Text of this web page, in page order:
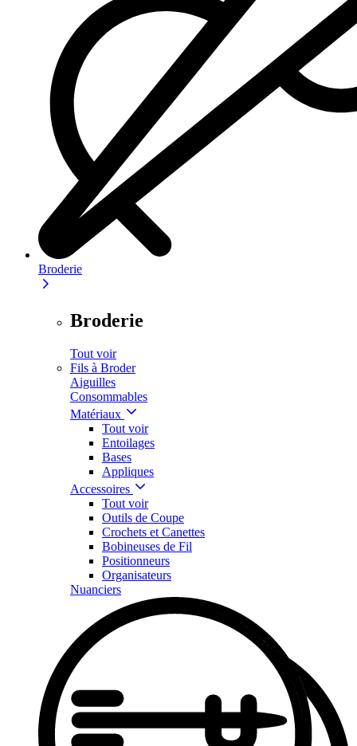
Broderie
Broderie
Tout voir
Fils à Broder
Aiguilles
Consommables
Matériaux
Tout voir
Entoilages
Bases
Appliques
Accessoires
Tout voir
Outils de Coupe
Crochets et Canettes
Bobineuses de Fil
Positionneurs
Organisateurs
Nuanciers